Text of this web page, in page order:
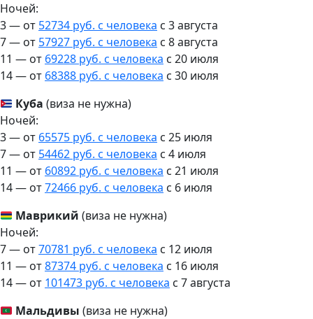
Ночей:
3 — от 52734 руб. с человека c 3 августа
7 — от 57927 руб. с человека c 8 августа
11 — от 69228 руб. с человека c 20 июля
14 — от 68388 руб. с человека c 30 июля
Куба (виза не нужна)
Ночей:
3 — от 65575 руб. с человека c 25 июля
7 — от 54462 руб. с человека c 4 июля
11 — от 60892 руб. с человека c 21 июля
14 — от72466 руб. с человека c 6 июля
Маврикий (виза не нужна)
Ночей:
7 — от70781 руб. с человека c 12 июля
11 — от87374 руб. с человека c 16 июля
14 — от 101473 руб. с человека c 7 августа
Мальдивы (виза не нужна)